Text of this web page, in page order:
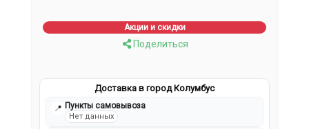
Акции и скидки
Поделиться
Доставка в город Колумбус
📍 Пункты самовывоза
Нет данных